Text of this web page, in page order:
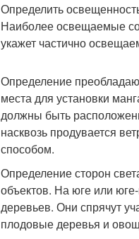
Определить
Наиболее освещаемые
укажет частично
Определение
места для установки
должны быть
насквозь продувается
способом.
Определение сторон
объектов. На юге или
деревьев. Они спрячут
плодовые деревья и